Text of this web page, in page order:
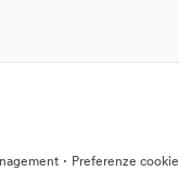
· Preferenze cookie